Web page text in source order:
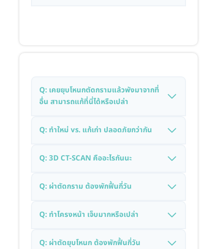
Q: เคยยุบโหนกตัดกรามแล้วพังมาจากที่
อื่น สามารถแก้ที่นี่ได้หรือเปล่า
Q: ทำใหม่ vs. แก้เก่า ปลอดภัยกว่ากัน
Q: 3D CT-SCAN คืออะไรกันนะ
Q: ผ่าตัดกราม ต้องพักฟื้นกี่วัน
Q: ทำโครงหน้า เจ็บมากหรือเปล่า
Q: ผ่าตัดยุบโหนก ต้องพักฟื้นกี่วัน